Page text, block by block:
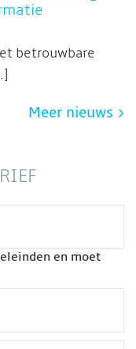
betrouwbare
Meer nieuws
en moet